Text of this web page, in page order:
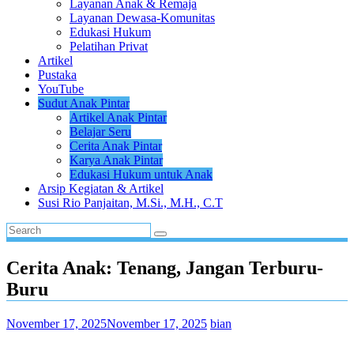
Layanan Anak & Remaja
Layanan Dewasa-Komunitas
Edukasi Hukum
Pelatihan Privat
Artikel
Pustaka
YouTube
Sudut Anak Pintar
Artikel Anak Pintar
Belajar Seru
Cerita Anak Pintar
Karya Anak Pintar
Edukasi Hukum untuk Anak
Arsip Kegiatan & Artikel
Susi Rio Panjaitan, M.Si., M.H., C.T
Cerita Anak: Tenang, Jangan Terburu-
Buru
November 17, 2025November 17, 2025 bian